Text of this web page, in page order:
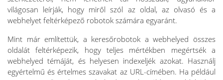
világosan leírják, hogy miről szól az oldal, az olvasó és a
webhelyet feltérképező robotok számára egyaránt.
Mint már említettük, a keresőrobotok a webhelyed összes
oldalát feltérképezik, hogy teljes mértékben megértsék a
webhelyed témáját, és helyesen indexeljék azokat. Használj
egyértelmű és értelmes szavakat az URL-címében. Ha például